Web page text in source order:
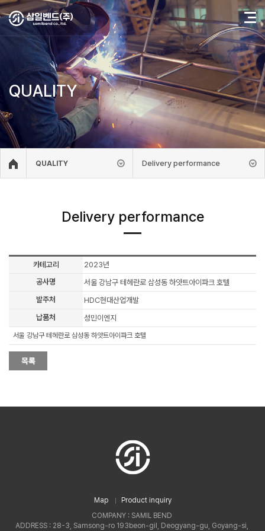
QUALITY
QUALITY Delivery performance
Delivery performance
카테고리
2023년
공사명
서울 강남구 테헤란로 삼성동 하얏트아이파크 호텔
발주처
HDC현대산업개발
납품처
성민이엔지
서울 강남구 테헤란로 삼성동 하얏트아이파크 호텔
Map
Product inquiry
COMPANY : SAMIL BEND
ADDRESS : 28-3, Samsong-ro 193beon-gil, Deogyang-gu, Goyang-si,